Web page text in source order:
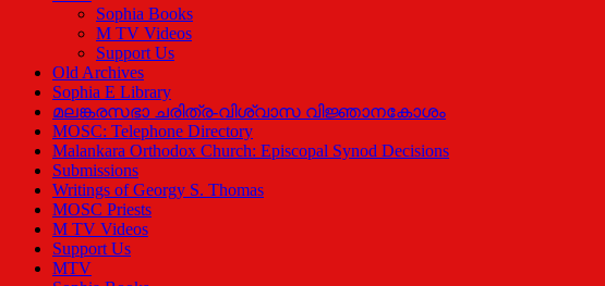
Sophia Books
M TV Videos
Support Us
Old Archives
Sophia E Library
മലങ്കരസഭാ ചരിത്ര-വിശ്വാസ വിജ്ഞാനകോശം
MOSC: Telephone Directory
Malankara Orthodox Church: Episcopal Synod Decisions
Submissions
Writings of Georgy S. Thomas
MOSC Priests
M TV Videos
Support Us
MTV